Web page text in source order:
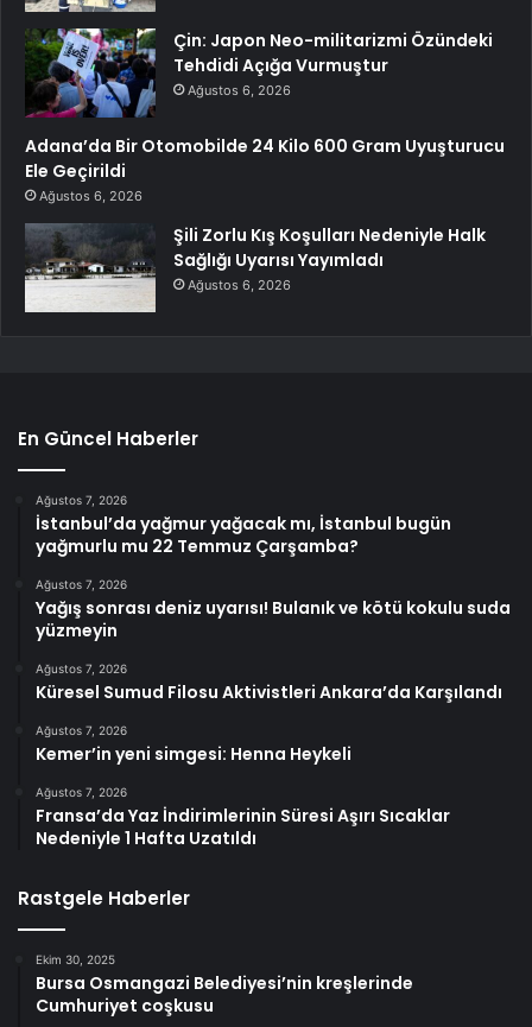
Çin: Japon Neo-militarizmi Özündeki
Tehdidi Açığa Vurmuştur
Ağustos 6, 2026
Adana’da Bir Otomobilde 24 Kilo 600 Gram Uyuşturucu
Ele Geçirildi
Ağustos 6, 2026
Şili Zorlu Kış Koşulları Nedeniyle Halk
Sağlığı Uyarısı Yayımladı
Ağustos 6, 2026
En Güncel Haberler
Ağustos 7, 2026
İstanbul’da yağmur yağacak mı, İstanbul bugün
yağmurlu mu 22 Temmuz Çarşamba?
Ağustos 7, 2026
Yağış sonrası deniz uyarısı! Bulanık ve kötü kokulu suda
yüzmeyin
Ağustos 7, 2026
Küresel Sumud Filosu Aktivistleri Ankara’da Karşılandı
Ağustos 7, 2026
Kemer’in yeni simgesi: Henna Heykeli
Ağustos 7, 2026
Fransa’da Yaz İndirimlerinin Süresi Aşırı Sıcaklar
Nedeniyle 1 Hafta Uzatıldı
Rastgele Haberler
Ekim 30, 2025
Bursa Osmangazi Belediyesi’nin kreşlerinde
Cumhuriyet coşkusu